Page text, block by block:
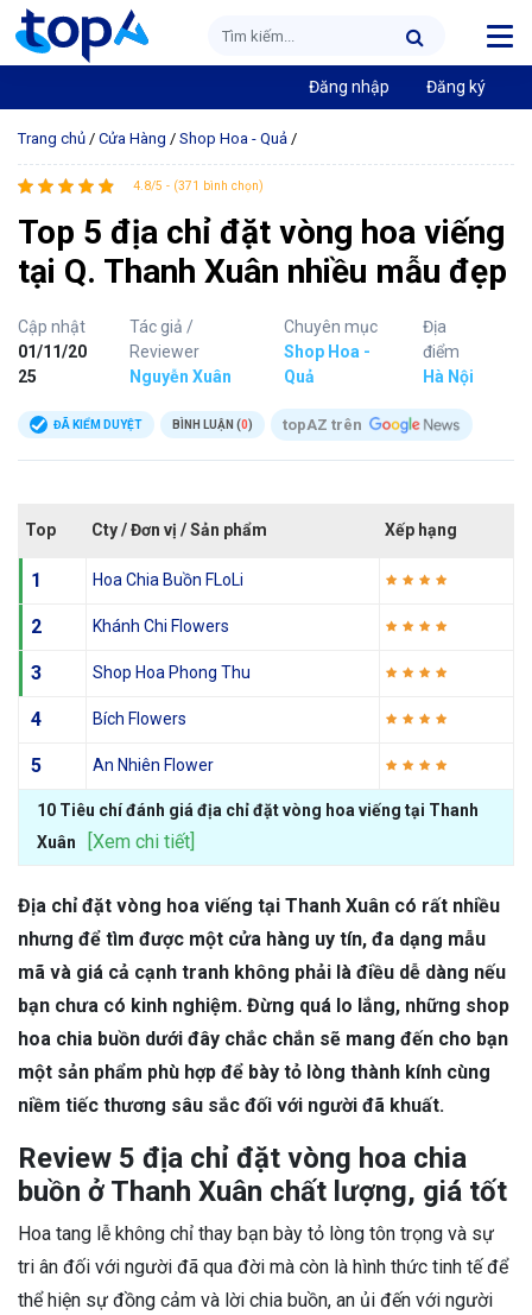
Đăng nhập Đăng ký
Trang chủ / Cửa Hàng / Shop Hoa - Quả /
4.8/5 - (371 bình chọn)
Top 5 địa chỉ đặt vòng hoa viếng
tại Q. Thanh Xuân nhiều mẫu đẹp
Cập nhật
01/11/20
25
Tác giả /
Reviewer
Nguyễn Xuân
Chuyên mục
Shop Hoa -
Quả
Địa
điểm
Hà Nội
ĐÃ KIỂM DUYỆT BÌNH LUẬN (0) topAZ trên
Top Cty / Đơn vị / Sản phẩm Xếp hạng
1 Hoa Chia Buồn FLoLi
2 Khánh Chi Flowers
3 Shop Hoa Phong Thu
4 Bích Flowers
5 An Nhiên Flower
10 Tiêu chí đánh giá địa chỉ đặt vòng hoa viếng tại Thanh
Xuân
[Xem chi tiết]
Địa chỉ đặt vòng hoa viếng tại Thanh Xuân có rất nhiều
nhưng để tìm được một cửa hàng uy tín, đa dạng mẫu
mã và giá cả cạnh tranh không phải là điều dễ dàng nếu
bạn chưa có kinh nghiệm. Đừng quá lo lắng, những shop
hoa chia buồn dưới đây chắc chắn sẽ mang đến cho bạn
một sản phẩm phù hợp để bày tỏ lòng thành kính cùng
niềm tiếc thương sâu sắc đối với người đã khuất.
Review 5 địa chỉ đặt vòng hoa chia
buồn ở Thanh Xuân chất lượng, giá tốt
Hoa tang lễ không chỉ thay bạn bày tỏ lòng tôn trọng và sự
tri ân đối với người đã qua đời mà còn là hình thức tinh tế để
thể hiện sự đồng cảm và lời chia buồn, an ủi đến với người